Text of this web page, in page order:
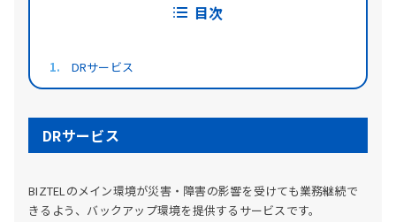
目次
DRサービス
DRサービス
BIZTELのメイン環境が災害・障害の影響を受けても業務継続で
きるよう、バックアップ環境を提供するサービスです。